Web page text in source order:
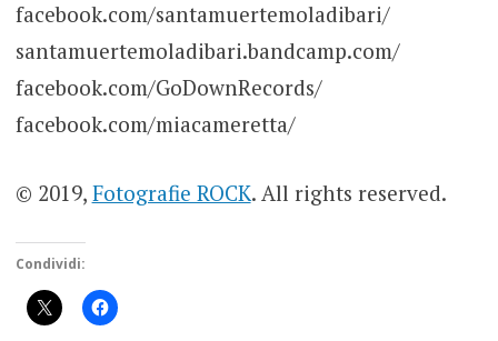
facebook.com/santamuertemoladibari/
santamuertemoladibari.bandcamp.com/
facebook.com/GoDownRecords/
facebook.com/miacameretta/
© 2019, Fotografie ROCK. All rights reserved.
Condividi: